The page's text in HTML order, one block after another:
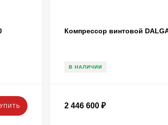
Компрессор винтовой
В НАЛИЧИИ
2 446 600 ₽